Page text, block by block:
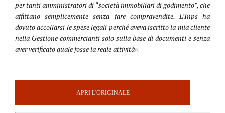
per tanti amministratori di “società immobiliari di godimento”, che
affittano semplicemente senza fare compravendite. L’Inps ha
dovuto accollarsi le spese legali perché aveva iscritto la mia cliente
nella Gestione commercianti solo sulla base di documenti e senza
aver verificato quale fosse la reale attività».
APRI L'ORIGINALE